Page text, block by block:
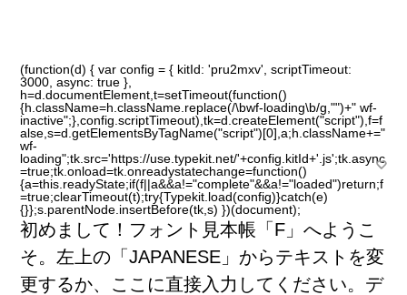
(function(d) { var config = { kitId: 'pru2mxv', scriptTimeout:
3000, async: true },
h=d.documentElement,t=setTimeout(function()
{h.className=h.className.replace(/\bwf-loading\b/g,"")+" wf-
inactive";},config.scriptTimeout),tk=d.createElement("script"),f=f
alse,s=d.getElementsByTagName("script")[0],a;h.className+="
wf-
loading";tk.src='https://use.typekit.net/'+config.kitId+'.js';tk.async
=true;tk.onload=tk.onreadystatechange=function()
{a=this.readyState;if(f||a&&a!="complete"&&a!="loaded")return;f
=true;clearTimeout(t);try{Typekit.load(config)}catch(e)
{}};s.parentNode.insertBefore(tk,s) })(document);
初めまして！フォント 見本帳 「F」へようこ
そ。 左 上の「JAPANESE」からテキストを変
更するか、ここに直接入 力 してください。デ
筆書体 手書き
見出し
デザイン系
コーディング
合成フォント
かなフォント